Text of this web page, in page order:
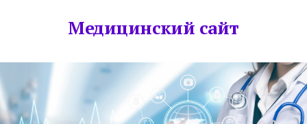
Медицинский сайт